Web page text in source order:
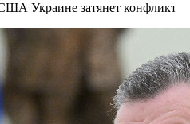
Украине затянет конфликт